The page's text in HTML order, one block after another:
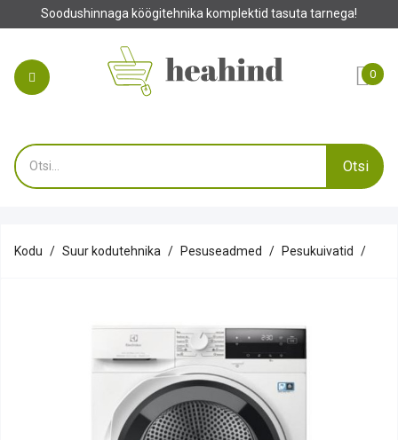
Soodushinnaga köögitehnika komplektid tasuta tarnega!
0
Otsi
Kodu Suur kodutehnika Pesuseadmed Pesukuivatid